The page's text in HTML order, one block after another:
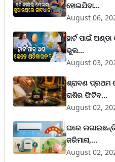
ହୋଇଯିବା...
August 06,
ହାର୍ଟ ପାଇଁ
ଭୁଲ...
August 03,
ଶ୍ରାବଣ ପ୍ରଥମ
ରାଶିର ଫିଟିବ...
August 02,
ଘରେ
ଜରିମାନା,...
August 02,